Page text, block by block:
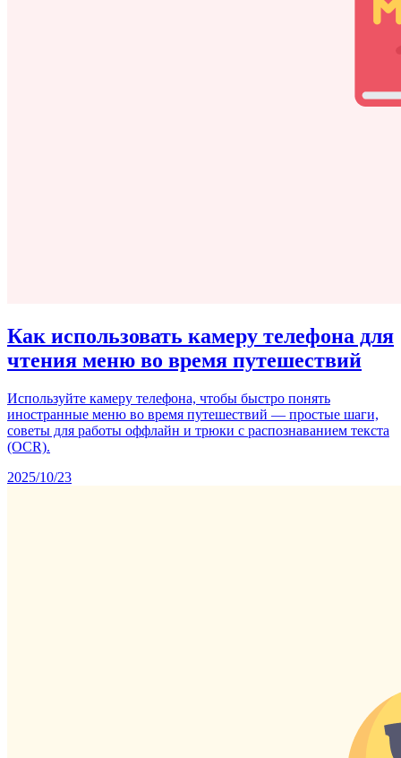
Как использовать камеру телефона для
чтения меню во время путешествий
Используйте камеру телефона, чтобы быстро понять
иностранные меню во время путешествий — простые шаги,
советы для работы оффлайн и трюки с распознаванием текста
(OCR).
2025/10/23